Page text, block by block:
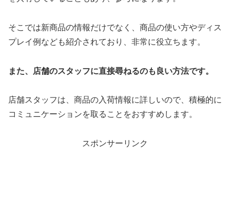
そこでは新商品の情報だけでなく、商品の使い方やディス
プレイ例なども紹介されており、非常に役立ちます。
また、店舗のスタッフに直接尋ねるのも良い方法です。
店舗スタッフは、商品の入荷情報に詳しいので、積極的に
コミュニケーションを取ることをおすすめします。
スポンサーリンク